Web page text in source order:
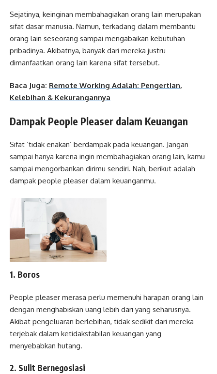
Sejatinya, keinginan membahagiakan orang lain merupakan
sifat dasar manusia. Namun, terkadang dalam membantu
orang lain seseorang sampai mengabaikan kebutuhan
pribadinya. Akibatnya, banyak dari mereka justru
dimanfaatkan orang lain karena sifat tersebut.
Baca Juga: Remote Working Adalah: Pengertian,
Kelebihan & Kekurangannya
Dampak People Pleaser dalam Keuangan
Sifat ‘tidak enakan’ berdampak pada keuangan. Jangan
sampai hanya karena ingin membahagiakan orang lain, kamu
sampai mengorbankan dirimu sendiri. Nah, berikut adalah
dampak people pleaser dalam keuanganmu.
1. Boros
People pleaser merasa perlu memenuhi harapan orang lain
dengan menghabiskan uang lebih dari yang seharusnya.
Akibat pengeluaran berlebihan, tidak sedikit dari mereka
terjebak dalam ketidakstabilan keuangan yang
menyebabkan hutang.
2. Sulit Bernegosiasi